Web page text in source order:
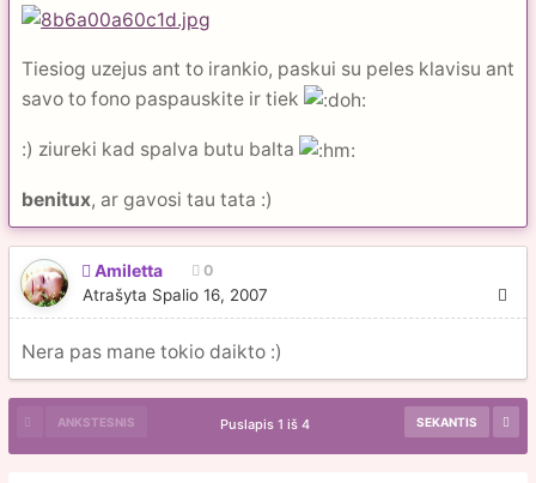
Tiesiog uzejus ant to irankio, paskui su peles klavisu ant
savo to fono paspauskite ir tiek
:) ziureki kad spalva butu balta
benitux, ar gavosi tau tata :)
Amiletta 0
Atrašyta Spalio 16, 2007
Nera pas mane tokio daikto :)
ANKSTESNIS SEKANTIS
Puslapis 1 iš 4